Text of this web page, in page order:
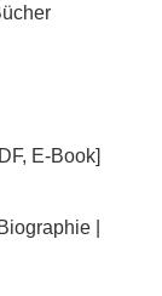
E-Book]
|